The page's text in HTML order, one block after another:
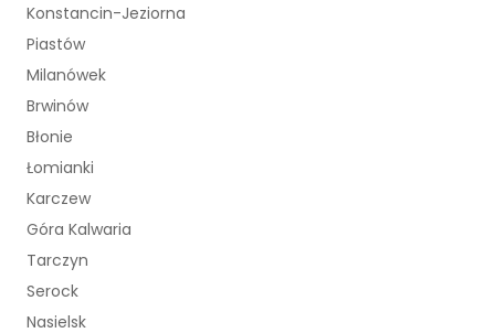
Konstancin-Jeziorna
Piastów
Milanówek
Brwinów
Błonie
Łomianki
Karczew
Góra Kalwaria
Tarczyn
Serock
Nasielsk